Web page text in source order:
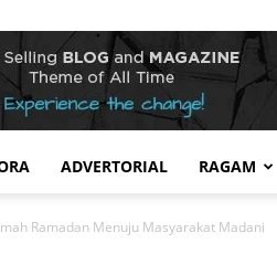
ADVERTORIAL RAGAM
Ramadan Menuju Masyarakat Madani